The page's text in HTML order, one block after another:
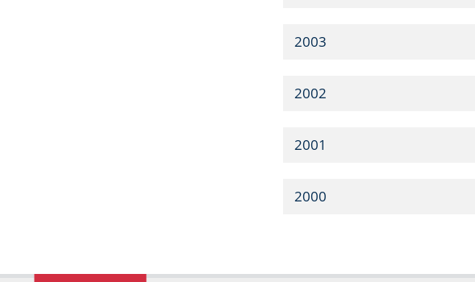
2003
2002
2001
2000